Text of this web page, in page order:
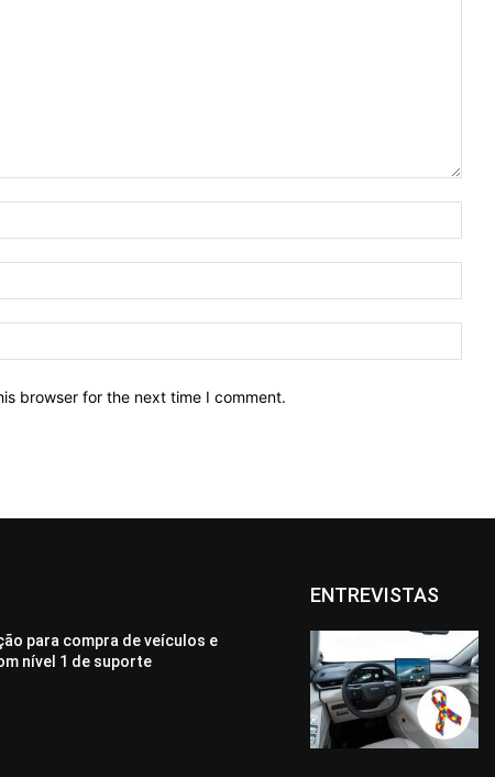
browser for the next time I comment.
para compra de veículos e
nível 1 de suporte
ENTREVISTAS